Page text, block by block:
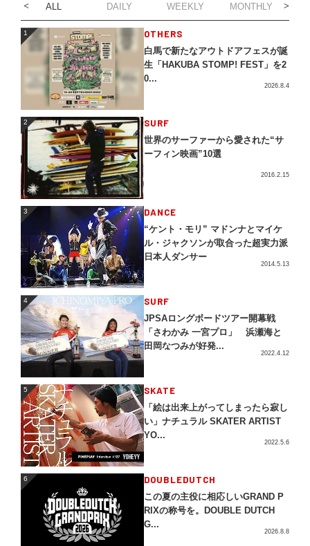
ALL DAILY WEEKLY MONTHLY
1 OTHERS
白馬で新たなアウトドアフェスが誕
生「HAKUBA STOMP! FEST」を2
0...
2026.8.4
2 SURF
世界のサーファーから愛された“サ
ーフィン映画”10選
2016.2.15
3 DANCE
“ケント・モリ” マドンナとマイケ
ル・ジャクソンが取合った超実力派
日本人ダンサー
2014.5.13
4 SURF
JPSAロングボードツアー開幕戦
「さわかみ 一宮プロ」 浜瀬海と
田岡なつみが好発...
2022.4.12
5 SKATE
「絵は出来上がってしまったら寂し
い」ナチュラル SKATER ARTIST
YO...
2022.5.6
6 DOUBLEDUTCH
この夏の主役に相応しいGRAND P
RIXの称号を。DOUBLE DUTCH
G...
2026.8.8